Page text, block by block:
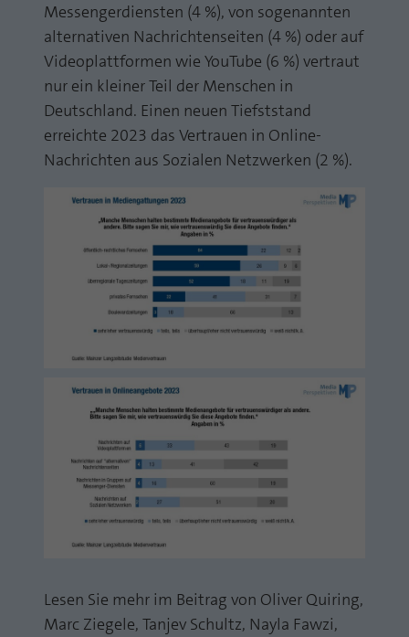
Messengerdiensten (4 %), von sogenannten
alternativen Nachrichtenseiten (4 %) oder auf
Videoplattformen wie YouTube (6 %) vertraut
nur ein kleiner Teil der Menschen in
Deutschland. Einen neuen Tiefststand
erreichte 2023 das Vertrauen in Online-
Nachrichten aus Sozialen Netzwerken (2 %).
Lesen Sie mehr im Beitrag von Oliver Quiring,
Marc Ziegele, Tanjev Schultz, Nayla Fawzi,